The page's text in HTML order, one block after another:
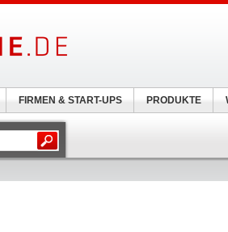
FIRMEN & START-UPS PRODUKTE